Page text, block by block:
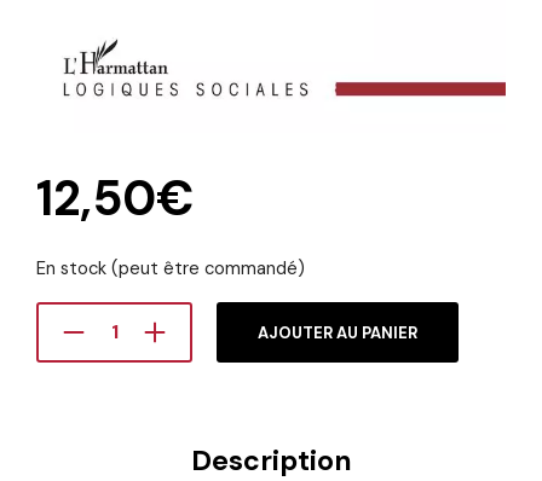
12,50€
En stock (peut être commandé)
AJOUTER AU PANIER
Description